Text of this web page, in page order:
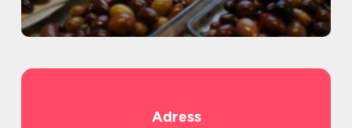
Adress